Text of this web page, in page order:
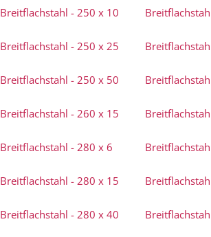
Breitflachstahl - 250 x 10
Breitflachstahl - 250 x 25
Breitflachstahl - 250 x 50
Breitflachstahl - 260 x 15
Breitflachstahl - 280 x 6
Breitflachstahl - 280 x 15
Breitflachstahl - 280 x 40